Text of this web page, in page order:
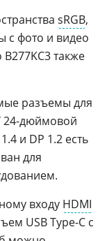
sRGB,
с фото и видео
также
разъемы для
24-дюймовой
и DP 1.2 есть
для
входу HDMI
USB Type-C с